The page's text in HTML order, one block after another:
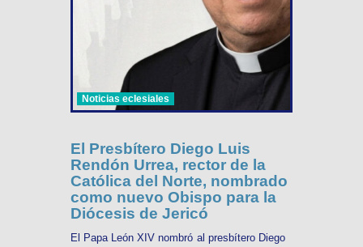
Noticias eclesiales
El Presbítero Diego Luis
Rendón Urrea, rector de la
Católica del Norte, nombrado
como nuevo Obispo para la
Diócesis de Jericó
El Papa León XIV nombró al presbítero Diego